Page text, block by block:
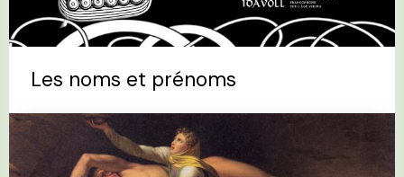
Les noms et prénoms